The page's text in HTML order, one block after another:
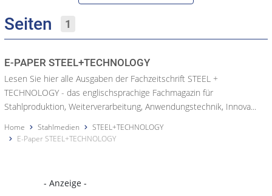
Seiten 1
E-PAPER STEEL+TECHNOLOGY
Lesen Sie hier alle Ausgaben der Fachzeitschrift STEEL +
TECHNOLOGY - das englischsprachige Fachmagazin für
Stahlproduktion, Weiterverarbeitung, Anwendungstechnik, Innova...
Home Stahlmedien
STEEL+TECHNOLOGY
E-Paper STEEL+TECHNOLOGY
- Anzeige -